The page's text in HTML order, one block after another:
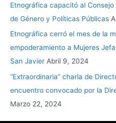
Etnográfica capacitó al
de Género y Políticas Públicas
Etnográfica cerró el mes de la
empoderamiento a Mujeres
San Javier Abril 9, 2024
“Extraordinaria” charla de
encuentro convocado por la
Marzo 22, 2024